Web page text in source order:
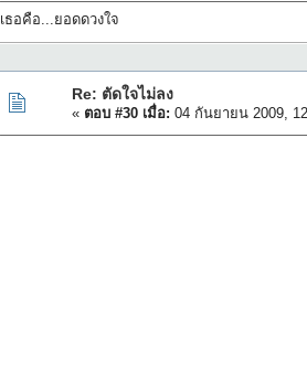
เธอคือ...ยอดดวงใจ
Re: ตัดใจไม่ลง
« ตอบ #30 เมื่อ: 04 กันยายน 2009,